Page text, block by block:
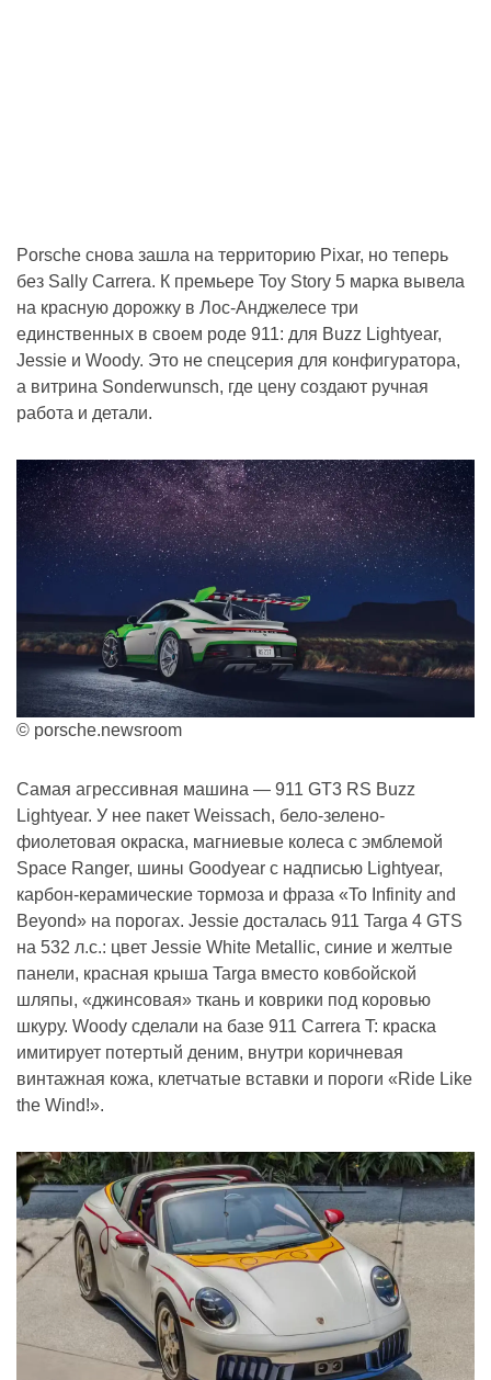
Porsche снова зашла на территорию Pixar, но теперь
без Sally Carrera. К премьере Toy Story 5 марка вывела
на красную дорожку в Лос-Анджелесе три
единственных в своем роде 911: для Buzz Lightyear,
Jessie и Woody. Это не спецсерия для конфигуратора,
а витрина Sonderwunsch, где цену создают ручная
работа и детали.
© porsche.newsroom
Самая агрессивная машина — 911 GT3 RS Buzz
Lightyear. У нее пакет Weissach, бело-зелено-
фиолетовая окраска, магниевые колеса с эмблемой
Space Ranger, шины Goodyear с надписью Lightyear,
карбон-керамические тормоза и фраза «To Infinity and
Beyond» на порогах. Jessie досталась 911 Targa 4 GTS
на 532 л.с.: цвет Jessie White Metallic, синие и желтые
панели, красная крыша Targa вместо ковбойской
шляпы, «джинсовая» ткань и коврики под коровью
шкуру. Woody сделали на базе 911 Carrera T: краска
имитирует потертый деним, внутри коричневая
винтажная кожа, клетчатые вставки и пороги «Ride Like
the Wind!».